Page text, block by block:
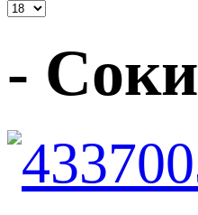
- Соки